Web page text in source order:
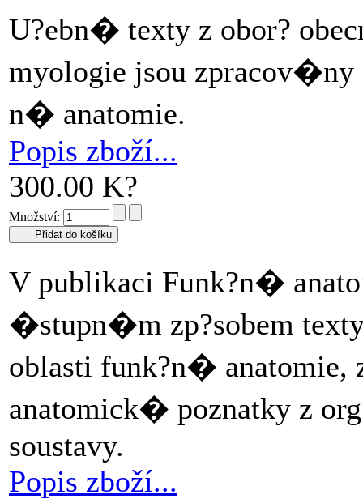
U?ebn� texty z obor?
myologie jsou
n� anatomie.
Popis zboží...
300.00 K?
Množství:
V publikaci Funk?n�
�stupn�m zp?sobem
oblasti funk?n�
anatomick� poznatky z
soustavy.
Popis zboží...